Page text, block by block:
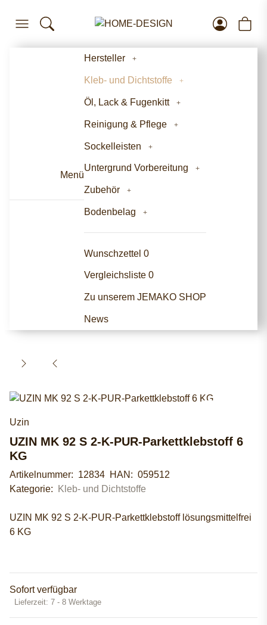
Menü
Hersteller
Kleb- und Dichtstoffe
Öl, Lack & Fugenkitt
Reinigung & Pflege
Sockelleisten
Untergrund Vorbereitung
Zubehör
Bodenbelag
Wunschzettel 0
Vergleichsliste 0
Zu unserem JEMAKO SHOP
News
Uzin
UZIN MK 92 S 2-K-PUR-Parkettklebstoff 6
KG
Artikelnummer: 12834 HAN: 059512
Kategorie:
Kleb- und Dichtstoffe
UZIN MK 92 S 2-K-PUR-Parkettklebstoff lösungsmittelfrei
6 KG
Sofort verfügbar
Lieferzeit: 7 - 8 Werktage